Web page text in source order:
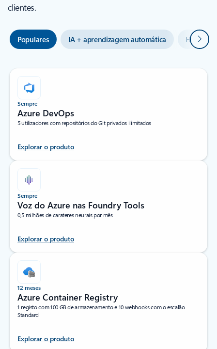
clientes.
Populares IA + aprendizagem automática Híbrido
Sempre
Azure DevOps
5 utilizadores com repositórios do Git privados ilimitados
Explorar o produto
Sempre
Voz do Azure nas Foundry Tools
0,5 milhões de carateres neurais por mês
Explorar o produto
12 meses
Azure Container Registry
1 registo com 100 GB de armazenamento e 10 webhooks com o escalão
Standard
Explorar o produto